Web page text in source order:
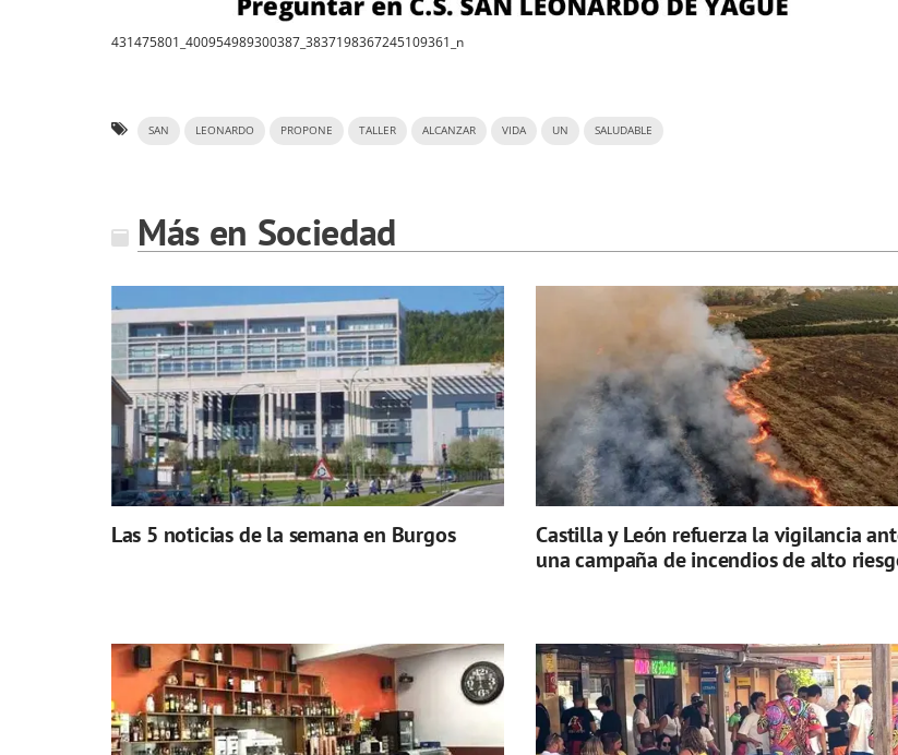
431475801_400954989300387_3837198367245109361_n
SAN LEONARDO PROPONE TALLER ALCANZAR VIDA UN SALUDABLE
Más en Sociedad
Las 5 noticias de la semana en Burgos
Castilla y León refuerza la vigilancia
una campaña de incendios de alto